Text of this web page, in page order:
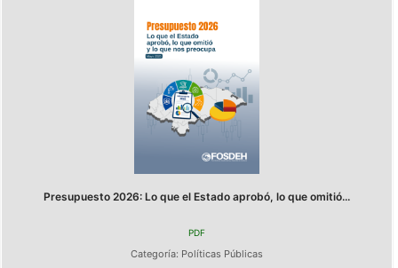
Presupuesto 2026: Lo que el Estado aprobó, lo que omitió...
PDF
Categoría: Políticas Públicas